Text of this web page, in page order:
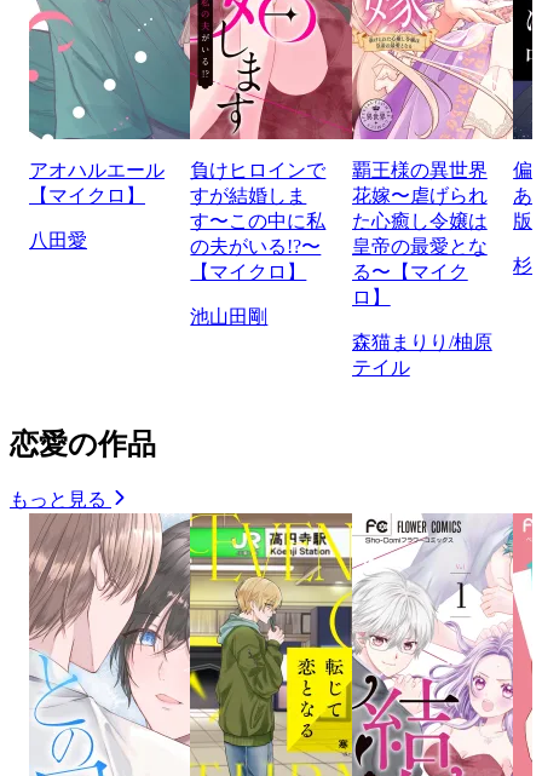
アオハルエール
【マイクロ】
八田愛
負けヒロインで
すが結婚しま
す〜この中に私
の夫がいる!?〜
【マイクロ】
池山田剛
覇王様の異世界
花嫁〜虐げられ
た心癒し令嬢は
皇帝の最愛とな
る〜【マイク
ロ】
森猫まりり/柚原
テイル
偏
あ
版
杉
恋愛の作品
もっと見る